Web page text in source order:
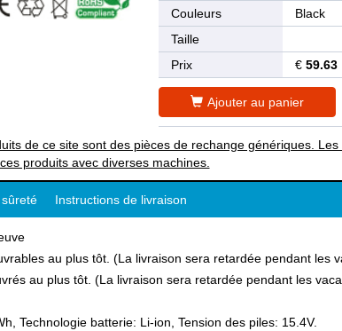
Couleurs
Black
Taille
Prix
€59.63
Ajouter au panier
de ce site sont des pièces de rechange génériques.
produits avec diverses machines.
Instructions de livraison
au plus tôt. (La livraison sera retardée pendant les
au plus tôt. (La livraison sera retardée pendant les
Technologie batterie: Li-ion, Tension des piles: 15.4V.